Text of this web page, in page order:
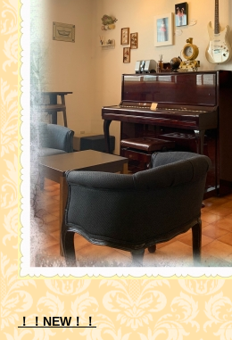
！！NEW！！